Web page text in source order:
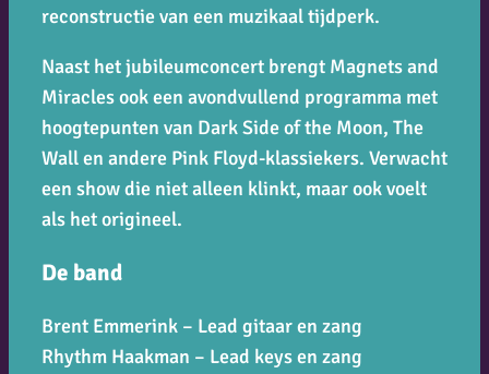
reconstructie van een muzikaal tijdperk.
Naast het jubileumconcert brengt Magnets and
Miracles ook een avondvullend programma met
hoogtepunten van Dark Side of the Moon, The
Wallen andere Pink Floyd-klassiekers. Verwacht
een show die niet alleen klinkt, maar ook voelt
als het origineel.
De band
Brent Emmerink – Lead gitaar en zang
Rhythm Haakman – Lead keys en zang